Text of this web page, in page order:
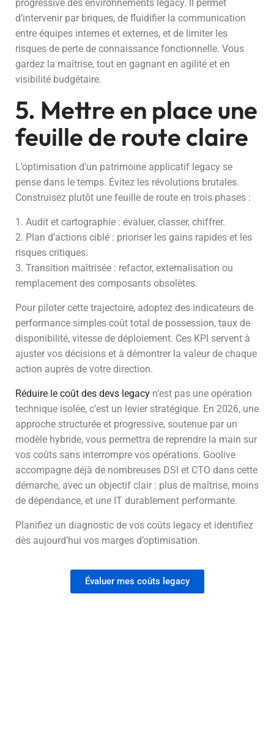
progressive des environnements legacy. Il permet
d’intervenir par briques, de fluidifier la communication
entre équipes internes et externes, et de limiter les
risques de perte de connaissance fonctionnelle. Vous
gardez la maîtrise, tout en gagnant en agilité et en
visibilité budgétaire.
5. Mettre en place une
feuille de route claire
L’optimisation d’un patrimoine applicatif legacy se
pense dans le temps. Évitez les révolutions brutales.
Construisez plutôt une feuille de route en trois phases :
1. Audit et cartographie : évaluer, classer, chiffrer.
2. Plan d’actions ciblé : prioriser les gains rapides et les
risques critiques.
3. Transition maîtrisée : refactor, externalisation ou
remplacement des composants obsolètes.
Pour piloter cette trajectoire, adoptez des indicateurs de
performance simples coût total de possession, taux de
disponibilité, vitesse de déploiement. Ces KPI servent à
ajuster vos décisions et à démontrer la valeur de chaque
action auprès de votre direction.
Réduire le coût des devs legacy n’est pas une opération
technique isolée, c’est un levier stratégique. En 2026, une
approche structurée et progressive, soutenue par un
modèle hybride, vous permettra de reprendre la main sur
vos coûts sans interrompre vos opérations. Goolive
accompagne déjà de nombreuses DSI et CTO dans cette
démarche, avec un objectif clair : plus de maîtrise, moins
de dépendance, et une IT durablement performante.
Planifiez un diagnostic de vos coûts legacy et identifiez
dès aujourd’hui vos marges d’optimisation.
Évaluer mes coûts legacy